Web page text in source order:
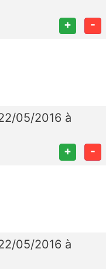
+ -
05/2016 à
+ -
05/2016 à